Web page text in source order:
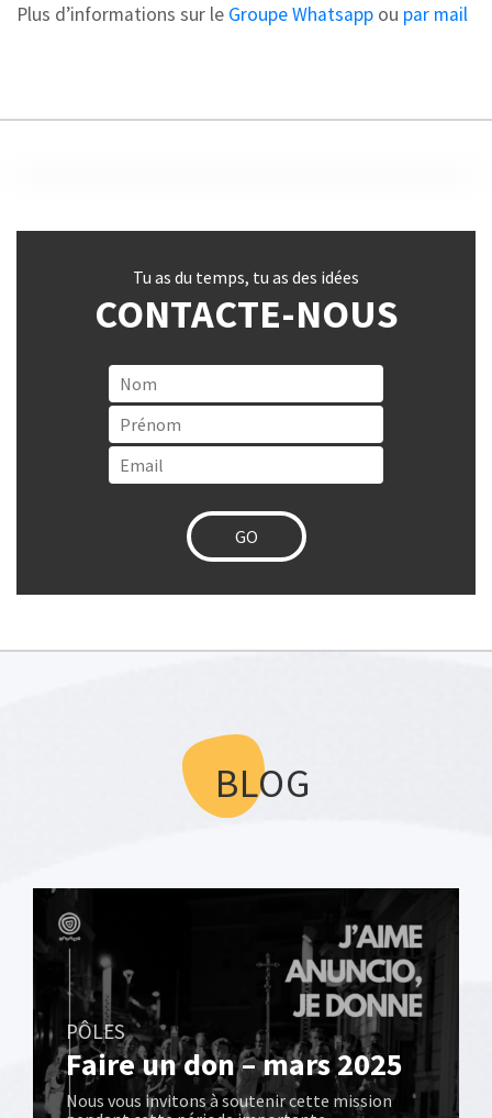
Plus d’informations sur le Groupe Whatsapp ou par mail
Tu as du temps, tu as des idées
CONTACTE-NOUS
BLOG
PÔLES
Faire un don – mars 2025
Nous vous invitons à soutenir cette mission